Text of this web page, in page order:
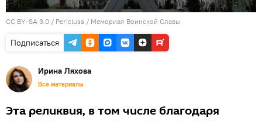
CC BY-SA 3.0 / Pericluss / Мемориал Воинской Славы
Подписаться
Ирина Ляхова
Все материалы
Эта реликвия, в том числе благодаря